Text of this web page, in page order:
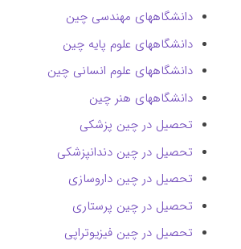
دانشگاههای مهندسی چین
دانشگاههای علوم پایه چین
دانشگاههای علوم انسانی چین
دانشگاههای هنر چین
تحصیل در چین پزشکی
تحصیل در چین دندانپزشکی
تحصیل در چین داروسازی
تحصیل در چین پرستاری
تحصیل در چین فیزیوتراپی